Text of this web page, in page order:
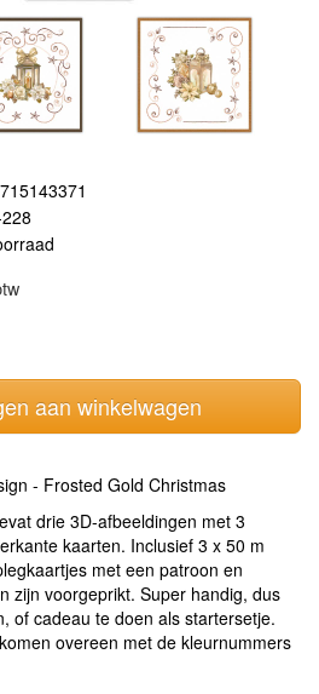
aan winkelwagen
- Frosted Gold Christmas
drie 3D-afbeeldingen met 3
kaarten. Inclusief 3 x 50 m
met een patroon en
zijn voorgeprikt. Super handig, dus
of cadeau te doen als startersetje.
overeen met de kleurnummers